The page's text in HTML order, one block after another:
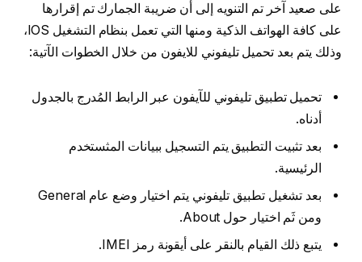
على صعيد آخر تم التنويه إلى أن ضريبة الجمارك تم إقرارها
على كافة الهواتف الذكية ومنها التي تعمل بنظام التشغيل IOS،
وذلك يتم بعد تحميل تليفوني للايفون من خلال الخطوات الآتية:
تحميل تطبيق تليفوني للآيفون عبر الرابط المُدرج بالجدول
أدناه.
بعد تثبيت التطبيق يتم التسجيل ببيانات المثستخدم
الرئيسية.
بعد تشغيل تطبيق تليفوني يتم اختيار وضع عام General
ومن ثَم اختيار حول About.
يتبع ذلك القيام بالنقر على أيقونة رمز IMEI.